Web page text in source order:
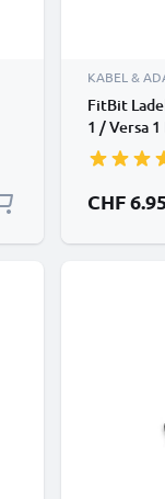
KABEL &
FitBit
1 / Versa
Sonderpreis
CHF